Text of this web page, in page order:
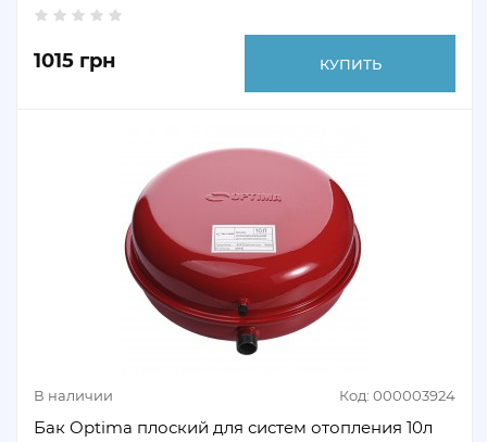
1015 грн КУПИТЬ
В наличии Код: 000003924
Бак Optima плоский для систем отопления 10л